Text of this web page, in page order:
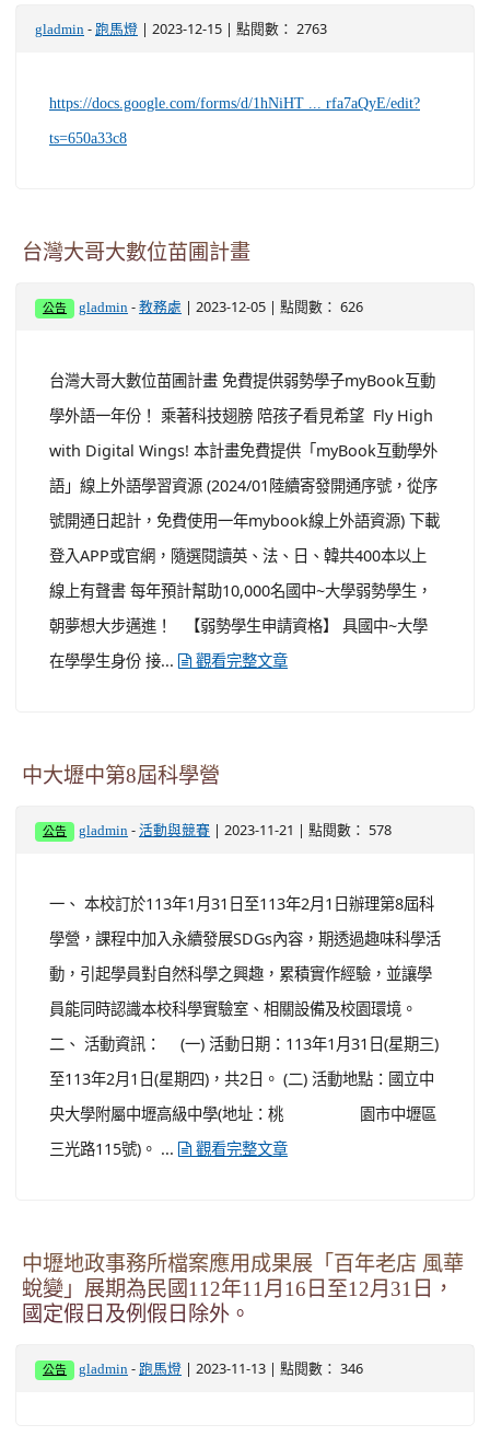
gladmin - 跑馬燈 | 2023-12-15 | 點閱數： 2763
https://docs.google.com/forms/d/1hNiHT ... rfa7aQyE/edit?
ts=650a33c8
台灣大哥大數位苗圃計畫
公告 gladmin -教務處 | 2023-12-05 | 點閱數： 626
台灣大哥大數位苗圃計畫 免費提供弱勢學子myBook互動
學外語一年份！ 乘著科技翅膀 陪孩子看見希望 Fly High
with Digital Wings! 本計畫免費提供「myBook互動學外
語」線上外語學習資源 (2024/01陸續寄發開通序號，從序
號開通日起計，免費使用一年mybook線上外語資源) 下載
登入APP或官網，隨選閱讀英、法、日、韓共400本以上
線上有聲書 每年預計幫助10,000名國中~大學弱勢學生，
朝夢想大步邁進！ 【弱勢學生申請資格】 具國中~大學
在學學生身份 接...
觀看完整文章
中大壢中第8屆科學營
公告 gladmin -活動與競賽 | 2023-11-21 | 點閱數： 578
一、 本校訂於113年1月31日至113年2月1日辦理第8屆科
學營，課程中加入永續發展SDGs內容，期透過趣味科學活
動，引起學員對自然科學之興趣，累積實作經驗，並讓學
員能同時認識本校科學實驗室、相關設備及校園環境。
二、 活動資訊： (一) 活動日期：113年1月31日(星期三)
至113年2月1日(星期四)，共2日。 (二) 活動地點：國立中
央大學附屬中壢高級中學(地址：桃 園市中壢區
三光路115號)。 ...
觀看完整文章
中壢地政事務所檔案應用成果展「百年老店 風華
蛻變」展期為民國112年11月16日至12月31日，
國定假日及例假日除外。
公告 gladmin - 跑馬燈 | 2023-11-13 | 點閱數： 346